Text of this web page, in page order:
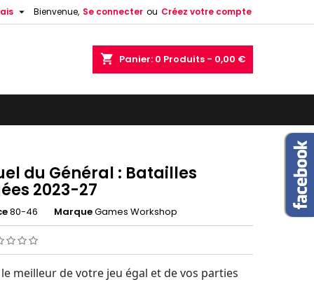
Bienvenue, Se connecter ou Créez votre compte

shopping_cart Panier: 0 Produits - 0,00 €
du Général : Batailles
2023-27
80-46 MarqueGames Workshop
meilleur de votre jeu égal et de vos parties